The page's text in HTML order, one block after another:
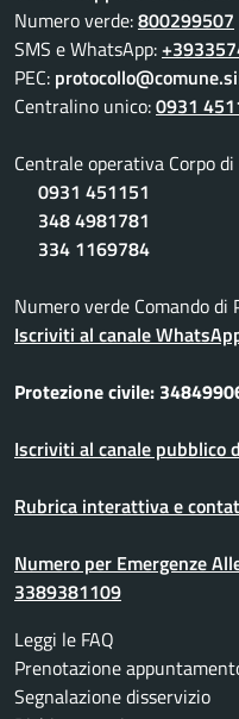
Numero verde:800299507
SMS e WhatsApp:
PEC:
Centralino unico:0931
Centrale operativa Corpo
0931 451151
348 4981781
334 1169784
Numero verde Comando di
Iscriviti al canale
Protezione civile:
Iscriviti al canale pubblico
Rubrica interattiva e
Numero per Emergenze
3389381109
Leggi le FAQ
Prenotazione
Segnalazione disservizio